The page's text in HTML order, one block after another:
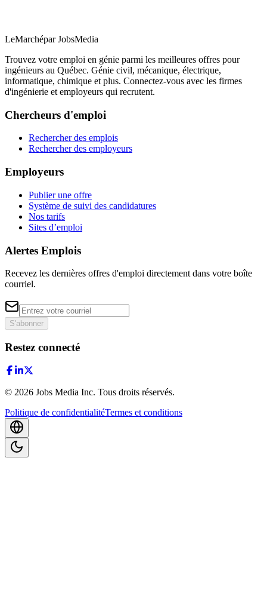
LeMarchépar JobsMedia
Trouvez votre emploi en génie parmi les meilleures offres pour
ingénieurs au Québec. Génie civil, mécanique, électrique,
informatique, chimique et plus. Connectez-vous avec les firmes
d'ingénierie et employeurs qui recrutent.
Chercheurs d'emploi
Rechercher des emplois
Rechercher des employeurs
Employeurs
Publier une offre
Système de suivi des candidatures
Nos tarifs
Sites d’emploi
Alertes Emplois
Recevez les dernières offres d'emploi directement dans votre boîte
courriel.
S'abonner
Restez connecté
© 2026 Jobs Media Inc. Tous droits réservés.
Politique de confidentialitéTermes et conditions